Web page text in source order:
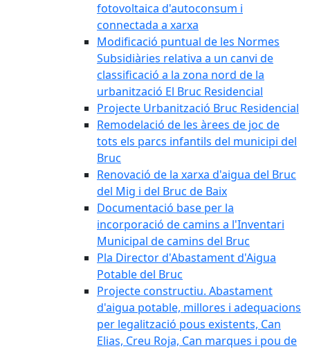
fotovoltaica d'autoconsum i
connectada a xarxa
Modificació puntual de les Normes
Subsidiàries relativa a un canvi de
classificació a la zona nord de la
urbanització El Bruc Residencial
Projecte Urbanització Bruc Residencial
Remodelació de les àrees de joc de
tots els parcs infantils del municipi del
Bruc
Renovació de la xarxa d'aigua del Bruc
del Mig i del Bruc de Baix
Documentació base per la
incorporació de camins a l'Inventari
Municipal de camins del Bruc
Pla Director d'Abastament d'Aigua
Potable del Bruc
Projecte constructiu. Abastament
d'aigua potable, millores i adequacions
per legalització pous existents, Can
Elias, Creu Roja, Can marques i pou de